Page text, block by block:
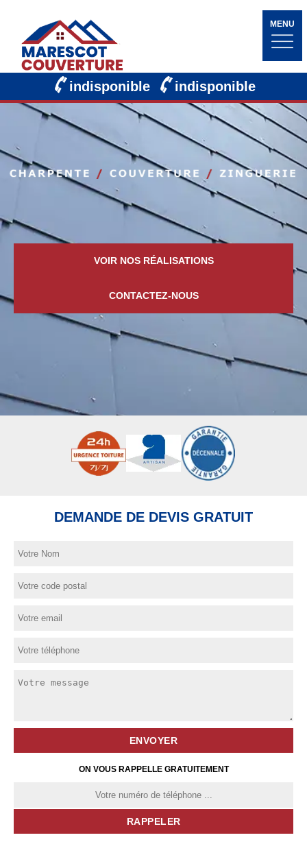
MENU
indisponible indisponible
VOIR NOS RÉALISATIONS
CONTACTEZ-NOUS
DEMANDE DE DEVIS GRATUIT
ON VOUS RAPPELLE GRATUITEMENT